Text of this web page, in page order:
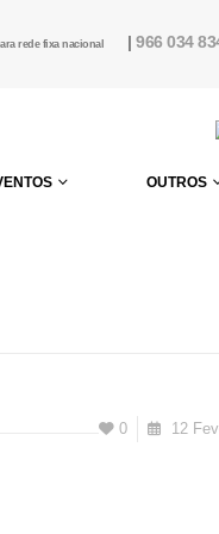
rede fixa nacional | 966 034
OUTROS
0 12